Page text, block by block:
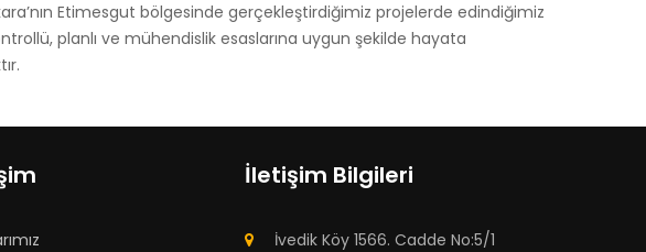
Etimesgut bölgesinde gerçekleştirdiğimiz projelerde edindiğimiz
planlı ve mühendislik esaslarına uygun şekilde hayata
İletişim Bilgileri
İvedik Köy 1566. Cadde No:5/1